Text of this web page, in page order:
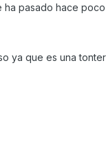
pasado hace poco
ya que es una